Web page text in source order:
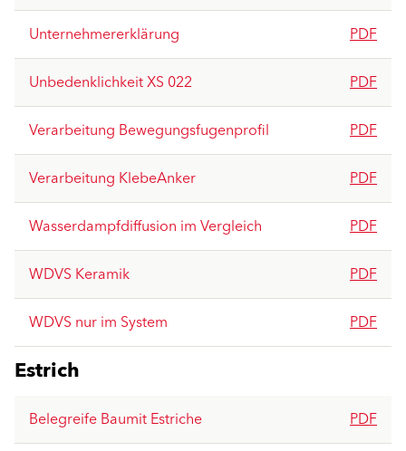
Unternehmererklärung
PDF
Unbedenklichkeit XS 022
PDF
Verarbeitung Bewegungsfugenprofil
PDF
Verarbeitung KlebeAnker
PDF
Wasserdampfdiffusion im Vergleich
PDF
WDVS Keramik
PDF
WDVS nur im System
PDF
Estrich
Belegreife Baumit Estriche
PDF